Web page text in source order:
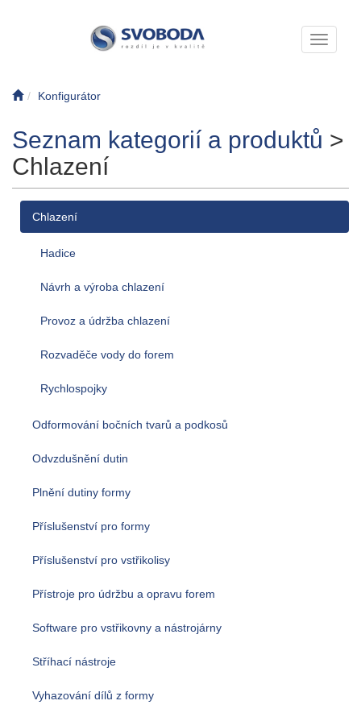
Toggle
Konfigurátor
Seznam kategorií a produktů >
Chlazení
Chlazení
Hadice
Návrh a výroba chlazení
Provoz a údržba chlazení
Rozvaděče vody do forem
Rychlospojky
Odformování bočních tvarů a podkosů
Odvzdušnění dutin
Plnění dutiny formy
Příslušenství pro formy
Příslušenství pro vstřikolisy
Přístroje pro údržbu a opravu forem
Software pro vstřikovny a nástrojárny
Stříhací nástroje
Vyhazování dílů z formy